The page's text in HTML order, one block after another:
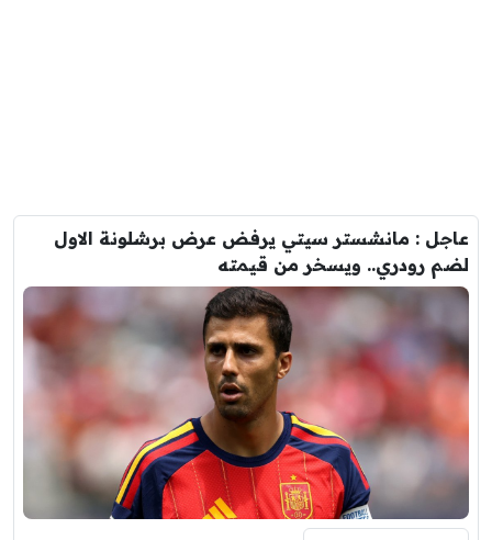
عاجل : مانشستر سيتي يرفض عرض برشلونة الاول
لضم رودري.. ويسخر من قيمته